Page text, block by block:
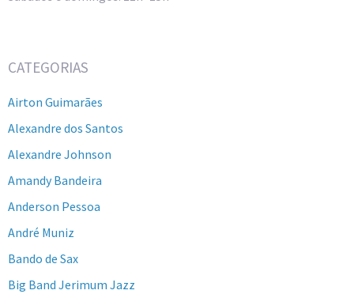
CATEGORIAS
Airton Guimarães
Alexandre dos Santos
Alexandre Johnson
Amandy Bandeira
Anderson Pessoa
André Muniz
Bando de Sax
Big Band Jerimum Jazz